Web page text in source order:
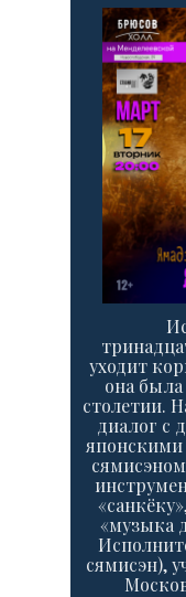
уходит
она была
столетии.
диалог с
«музыка
сямисэн),